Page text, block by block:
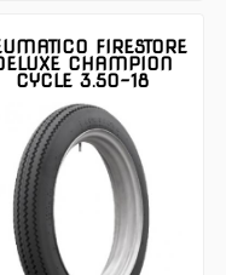
FIRESTORE
CHAMPION
CYCLE 3.50-18